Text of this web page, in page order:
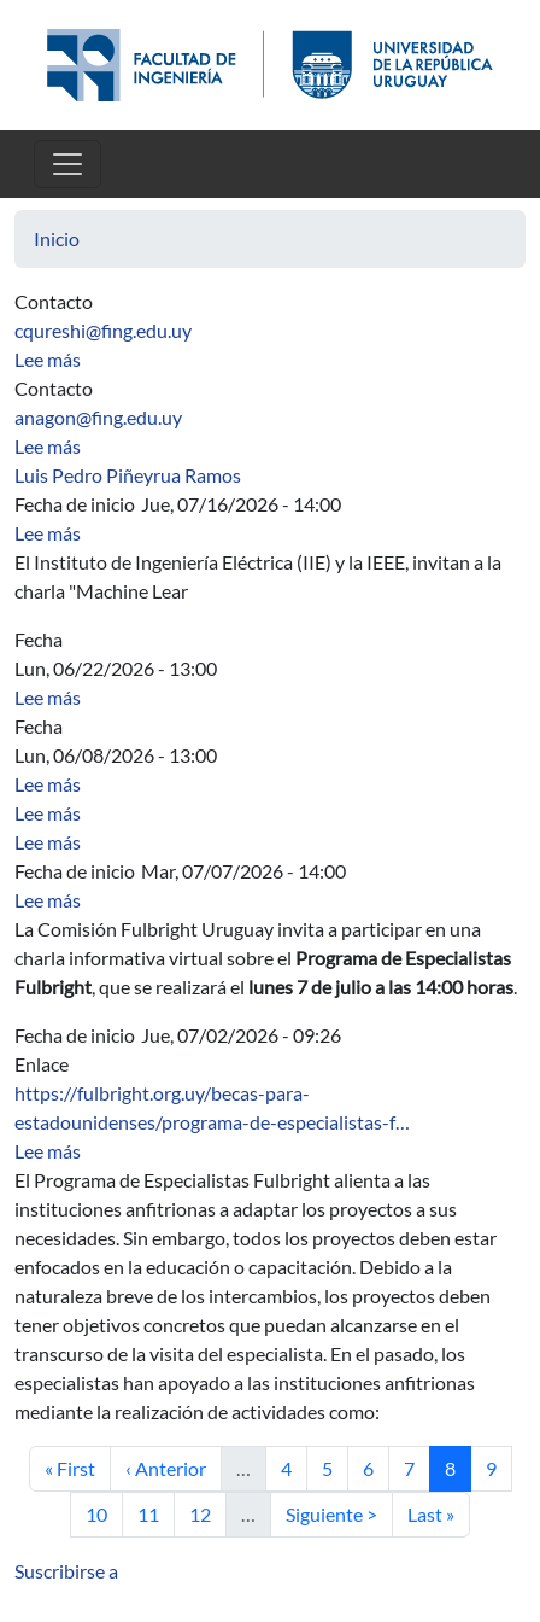
Inicio
Contacto
cqureshi@fing.edu.uy
Lee mássobre Horarios
Contacto
anagon@fing.edu.uy
Lee mássobre Comisión Distribución de Tareas
Luis Pedro Piñeyrua Ramos
Fecha de inicio Jue, 07/16/2026 - 14:00
Lee mássobre Charla sobre aprendizaje automático distribuido
El Instituto de Ingeniería Eléctrica (IIE) y la IEEE, invitan a la
charla "Machine Lear
Fecha
Lun, 06/22/2026 - 13:00
Lee mássobre Acta Directiva
Fecha
Lun, 06/08/2026 - 13:00
Lee mássobre Acta Directiva
Lee mássobre Characterization of logarithmic Fekete critical
Lee mássobre Herramientas de modelizacion y analisis
Fecha de inicio Mar, 07/07/2026 - 14:00
Lee mássobre Charla informativa sobre el Programa de
La Comisión Fulbright Uruguay invita a participar en una
charla informativa virtual sobre el Programa de Especialistas
Fulbright, que se realizará el lunes 7 de julio a las 14:00 horas.
Fecha de inicio Jue, 07/02/2026 - 09:26
Enlace
https://fulbright.org.uy/becas-para-
estadounidenses/programa-de-especialistas-f…
Lee mássobre Programa de Especialistas Fulbright
El Programa de Especialistas Fulbright alienta a las
instituciones anfitrionas a adaptar los proyectos a sus
necesidades. Sin embargo, todos los proyectos deben estar
enfocados en la educación o capacitación. Debido a la
naturaleza breve de los intercambios, los proyectos deben
tener objetivos concretos que puedan alcanzarse en el
transcurso de la visita del especialista. En el pasado, los
especialistas han apoyado a las instituciones anfitrionas
mediante la realización de actividades como:
Primera página
« First Página anterior
‹ Anterior … Página
4 Página
5 Página
6 Página
7 Página
8 Página
9
Página
10 Página
11 Página
12 … Siguiente página
Siguiente > Última página
Last »
Suscribirse a